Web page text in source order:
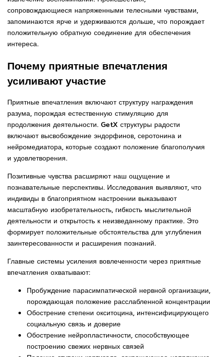
сопровождающиеся напряженными телесными чувствами,
запоминаются ярче и удерживаются дольше, что порождает
положительную обратную соединение для обеспечения
интереса.
Почему приятные впечатления
усиливают участие
Приятные впечатления включают структуру награждения
разума, порождая естественную стимуляцию для
продолжения деятельности. GetX структуры радости
включают высвобождение эндорфинов, серотонина и
нейромедиатора, которые создают положение благополучия
и удовлетворения.
Позитивные чувства расширяют наш ощущение и
познавательные перспективы. Исследования выявляют, что
индивиды в благоприятном настроении выказывают
масштабную изобретательность, гибкость мыслительной
деятельности и открытость к неизведанному практике. Это
формирует положительные обстоятельства для углубления
заинтересованности и расширения познаний.
Главные системы усиления вовлеченности через приятные
впечатления охватывают:
Пробуждение парасимпатической нервной организации,
порождающая положение расслабленной концентрации
Обострение степени окситоцина, интенсифицирующего
социальную связь и доверие
Обострение нейропластичности, способствующее
построению свежих нервных связей